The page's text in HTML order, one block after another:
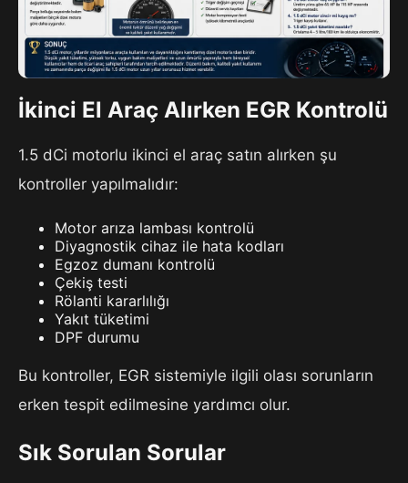
İkinci El Araç Alırken EGR Kontrolü
1.5 dCi motorlu ikinci el araç satın alırken şu
kontroller yapılmalıdır:
Motor arıza lambası kontrolü
Diyagnostik cihaz ile hata kodları
Egzoz dumanı kontrolü
Çekiş testi
Rölanti kararlılığı
Yakıt tüketimi
DPF durumu
Bu kontroller, EGR sistemiyle ilgili olası sorunların
erken tespit edilmesine yardımcı olur.
Sık Sorulan Sorular